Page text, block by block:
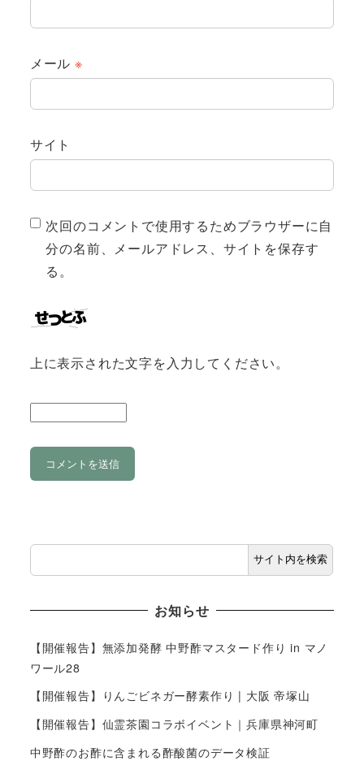
メール ※
サイト
次回のコメントで使用するためブラウザーに自
分の名前、メールアドレス、サイトを保存す
る。
上に表示された文字を入力してください。
サイト内を検索
お知らせ
【開催報告】無添加発酵 中野酢マスタード作り in マノ
ワール28
【開催報告】りんごビネガー酵素作り | 大阪 帝塚山
【開催報告】仙霊茶園コラボイベント｜兵庫県神河町
中野酢のお酢に含まれる酢酸菌のデータ検証